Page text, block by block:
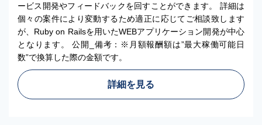
ービス開発やフィードバックを回すことができます。 詳細は
個々の案件により変動するため適正に応じてご相談致します
が、Ruby on Railsを用いたWEBアプリケーション開発が中心
となります。 公開_備考：※月額報酬額は”最大稼働可能日
数”で換算した際の金額です。
詳細を見る